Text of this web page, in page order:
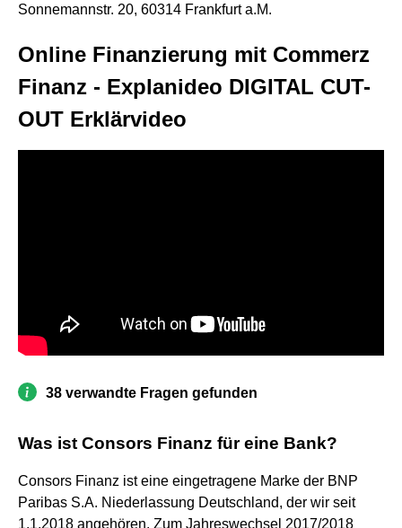
Sonnemannstr. 20, 60314 Frankfurt a.M.
Online Finanzierung mit Commerz
Finanz - Explanideo DIGITAL CUT-
OUT Erklärvideo
38 verwandte Fragen gefunden
Was ist Consors Finanz für eine Bank?
Consors Finanz ist eine eingetragene Marke der BNP
Paribas S.A. Niederlassung Deutschland, der wir seit
1.1.2018 angehören. Zum Jahreswechsel 2017/2018